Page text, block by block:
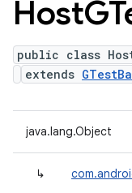
Host
public class
extends
java.lang.Object
↳